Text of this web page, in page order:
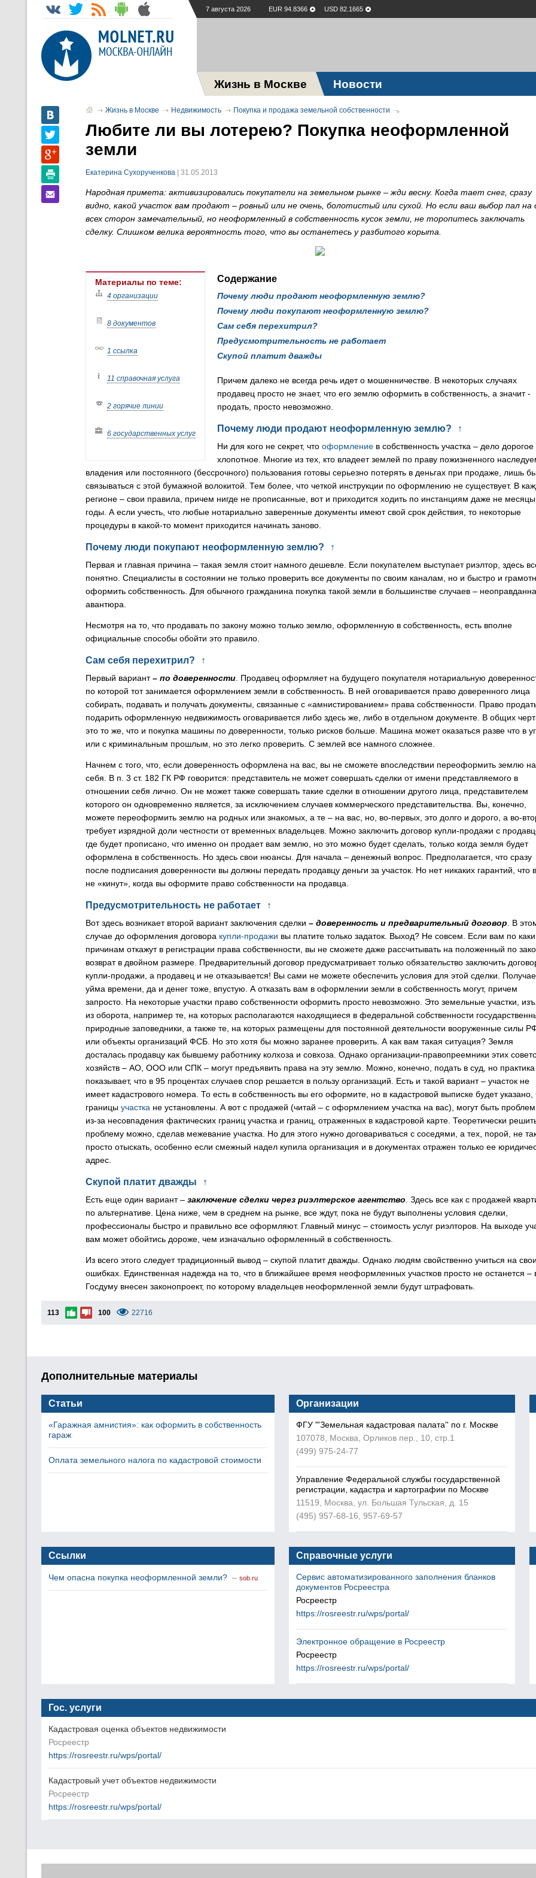
7 августа 2026 EUR 94.8366 USD 82.1665
Жизнь в Москве Новости
Жизнь в Москве Недвижимость Покупка и продажа земельной собственности
Любите ли вы лотерею? Покупка неоформленной
земли
Екатерина Сухорученкова | 31.05.2013
Народная примета: активизировались покупатели на земельном рынке – жди весну. Когда тает снег, сразу
видно, какой участок вам продают – ровный или не очень, болотистый или сухой. Но если ваш выбор пал на
всех сторон замечательный, но неоформленный в собственность кусок земли, не торопитесь заключать
сделку. Слишком велика вероятность того, что вы останетесь у разбитого корыта.
Материалы по теме:
4 организации
8 документов
1 ссылка
11 справочная услуга
2 горячие линии
6 государственных услуг
Содержание
Почему люди продают неоформленную землю?
Почему люди покупают неоформленную землю?
Сам себя перехитрил?
Предусмотрительность не работает
Скупой платит дважды
Причем далеко не всегда речь идет о мошенничестве. В некоторых случаях
продавец просто не знает, что его землю оформить в собственность, а значит -
продать, просто невозможно.
Почему люди продают неоформленную землю? ↑
Ни для кого не секрет, что оформление в собственность участка – дело дорогое
хлопотное. Многие из тех, кто владеет землей по праву пожизненного
владения или постоянного (бессрочного) пользования готовы серьезно потерять в деньгах при продаже, лишь
связываться с этой бумажной волокитой. Тем более, что четкой инструкции по оформлению не существует. В
регионе – свои правила, причем нигде не прописанные, вот и приходится ходить по инстанциям даже не
годы. А если учесть, что любые нотариально заверенные документы имеют свой срок действия, то некоторые
процедуры в какой-то момент приходится начинать заново.
Почему люди покупают неоформленную землю? ↑
Первая и главная причина – такая земля стоит намного дешевле. Если покупателем выступает риэлтор, здесь
понятно. Специалисты в состоянии не только проверить все документы по своим каналам, но и быстро и
оформить собственность. Для обычного гражданина покупка такой земли в большинстве случаев –
авантюра.
Несмотря на то, что продавать по закону можно только землю, оформленную в собственность, есть вполне
официальные способы обойти это правило.
Сам себя перехитрил? ↑
Первый вариант– по доверенности . Продавец оформляет на будущего покупателя нотариальную
по которой тот занимается оформлением земли в собственность. В ней оговаривается право доверенного лица
собирать, подавать и получать документы, связанные с «амнистированием» права собственности. Право
подарить оформленную недвижимость оговаривается либо здесь же, либо в отдельном документе. В общих
это то же, что и покупка машины по доверенности, только рисков больше. Машина может оказаться разве что в
или с криминальным прошлым, но это легко проверить. С землей все намного сложнее.
Начнем с того, что, если доверенность оформлена на вас, вы не сможете впоследствии переоформить землю на
себя. В п. 3 ст. 182 ГК РФ говорится: представитель не может совершать сделки от имени представляемого в
отношении себя лично. Он не может также совершать такие сделки в отношении другого лица, представителем
которого он одновременно является, за исключением случаев коммерческого представительства. Вы, конечно,
можете переоформить землю на родных или знакомых, а те – на вас, но, во-первых, это долго и дорого, а во-
требует изрядной доли честности от временных владельцев. Можно заключить договор купли-продажи с
где будет прописано, что именно он продает вам землю, но это можно будет сделать, только когда земля будет
оформлена в собственность. Но здесь свои нюансы. Для начала – денежный вопрос. Предполагается, что сразу
после подписания доверенности вы должны передать продавцу деньги за участок. Но нет никаких гарантий, что
не «кинут», когда вы оформите право собственности на продавца.
Предусмотрительность не работает ↑
Вот здесь возникает второй вариант заключения сделки – доверенность и предварительный договор . В
случае до оформления договора купли-продажи вы платите только задаток. Выход? Не совсем. Если вам по
причинам откажут в регистрации права собственности, вы не сможете даже рассчитывать на положенный по
возврат в двойном размере. Предварительный договор предусматривает только обязательство заключить
купли-продажи, а продавец и не отказывается! Вы сами не можете обеспечить условия для этой сделки.
уйма времени, да и денег тоже, впустую. А отказать вам в оформлении земли в собственность могут, причем
запросто. На некоторые участки право собственности оформить просто невозможно. Это земельные участки,
из оборота, например те, на которых располагаются находящиеся в федеральной собственности
природные заповедники, а также те, на которых размещены для постоянной деятельности вооруженные силы
или объекты организаций ФСБ. Но это хотя бы можно заранее проверить. А как вам такая ситуация? Земля
досталась продавцу как бывшему работнику колхоза и совхоза. Однако организации-правопреемники этих
хозяйств – АО, ООО или СПК – могут предъявить права на эту землю. Можно, конечно, подать в суд, но практика
показывает, что в 95 процентах случаев спор решается в пользу организаций. Есть и такой вариант – участок не
имеет кадастрового номера. То есть в собственность вы его оформите, но в кадастровой выписке будет указано,
границы участка не установлены. А вот с продажей (читай – с оформлением участка на вас), могут быть
из-за несовпадения фактических границ участка и границ, отраженных в кадастровой карте. Теоретически
проблему можно, сделав межевание участка. Но для этого нужно договариваться с соседями, а тех, порой, не
просто отыскать, особенно если смежный надел купила организация и в документах отражен только ее
адрес.
Скупой платит дважды ↑
Есть еще один вариант – заключение сделки через риэлтерское агентство . Здесь все как с продажей
по альтернативе. Цена ниже, чем в среднем на рынке, все ждут, пока не будут выполнены условия сделки,
профессионалы быстро и правильно все оформляют. Главный минус – стоимость услуг риэлторов. На выходе
вам может обойтись дороже, чем изначально оформленный в собственность.
Из всего этого следует традиционный вывод – скупой платит дважды. Однако людям свойственно учиться на
ошибках. Единственная надежда на то, что в ближайшее время неоформленных участков просто не останется –
Госдуму внесен законопроект, по которому владельцев неоформленной земли будут штрафовать.
113 100 22716
Дополнительные материалы
Статьи
«Гаражная амнистия»: как оформить в собственность
гараж
Оплата земельного налога по кадастровой стоимости
Организации
ФГУ "'Земельная кадастровая палата'' по г. Москве
107078, Москва, Орликов пер., 10, стр.1
(499) 975-24-77
Управление Федеральной службы государственной
регистрации, кадастра и картографии по Москве
11519, Москва, ул. Большая Тульская, д. 15
(495) 957-68-16, 957-69-57
Ссылки
Чем опасна покупка неоформленной земли? – sob.ru
Справочные услуги
Сервис автоматизированного заполнения бланков
документов Росреестра
Росреестр
https://rosreestr.ru/wps/portal/
Электронное обращение в Росреестр
Росреестр
https://rosreestr.ru/wps/portal/
Гос. услуги
Кадастровая оценка объектов недвижимости
Росреестр
https://rosreestr.ru/wps/portal/
Кадастровый учет объектов недвижимости
Росреестр
https://rosreestr.ru/wps/portal/